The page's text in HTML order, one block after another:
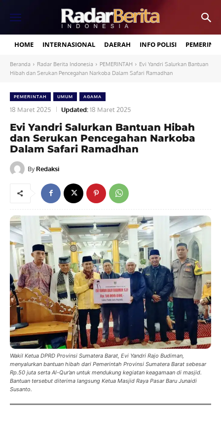
HOME INTERNASIONAL DAERAH INFO POLISI
Beranda Radar Berita Indonesia PEMERINTAH
Evi Yandri Salurkan Bantuan
Hibah dan Serukan Pencegahan Narkoba Dalam Safari Ramadhan
PEMERINTAH UMUM AGAMA
18 Maret 2025 Updated:18 Maret 2025
Evi Yandri Salurkan Bantuan Hibah
dan Serukan Pencegahan Narkoba
Dalam Safari Ramadhan
By Redaksi
Wakil Ketua DPRD Provinsi Sumatera Barat, Evi Yandri Rajo Budiman,
menyalurkan bantuan hibah dari Pemerintah Provinsi Sumatera Barat sebesar
Rp.50 juta serta Al-Qur’an untuk mendukung kegiatan keagamaan di masjid.
Bantuan tersebut diterima langsung Ketua Masjid Raya Pasar Baru Junaidi
Susanto.